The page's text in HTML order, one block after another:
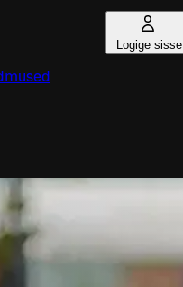
Logige sisse